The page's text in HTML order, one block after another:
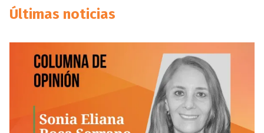
Últimas noticias